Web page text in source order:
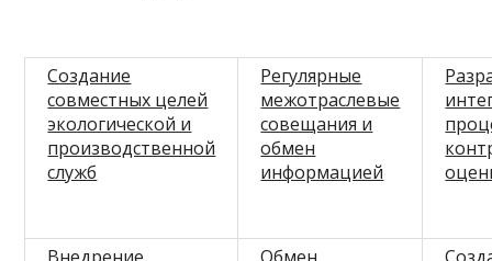
Создание
совместных целей
экологической и
производственной
служб
Регулярные
межотраслевые
совещания и
обмен
информацией